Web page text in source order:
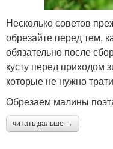
Несколько советов
обрезайте перед тем,
обязательно после
кусту перед приходом
которые не нужно
Обрезаем малины
читать дальше →